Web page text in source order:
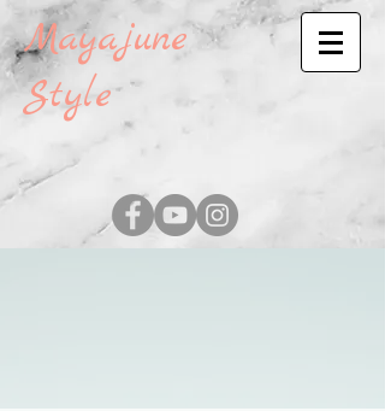
Mayajune
Style